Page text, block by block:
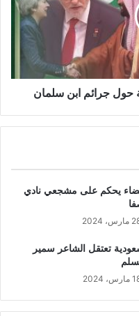
حول جرائم ابن سلمان
يحكم على مشجعي نادي
2024
تعتقل الشاعر سمير
2024